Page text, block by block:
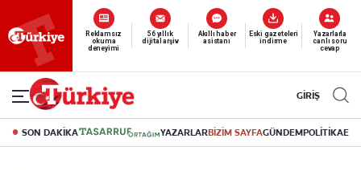
Yeni nesil dijital
abonelik 19 TL’den başlayan fiyatlarla.
GİRİŞ
SON DAKİKA YAZARLARBİZİM SAYFAGÜNDEMPOLİTİKA